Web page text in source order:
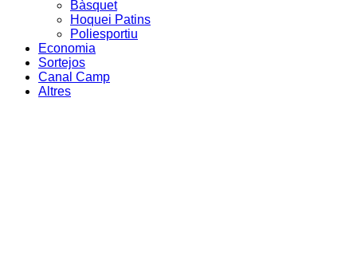
Bàsquet
Hoquei Patins
Poliesportiu
Economia
Sortejos
Canal Camp
Altres